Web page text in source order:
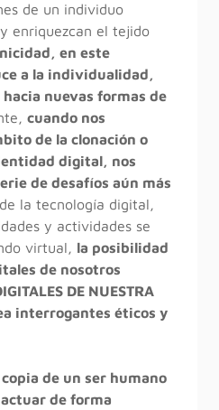
de un individuo
enriquezcan el tejido
en este
a la individualidad,
nuevas formas de
cuando nos
de la clonación o
digital, nos
de desafíos aún más
la tecnología digital,
y actividades se
virtual, la posibilidad
de nosotros
DE NUESTRA
interrogantes éticos y
de un ser humano
de forma